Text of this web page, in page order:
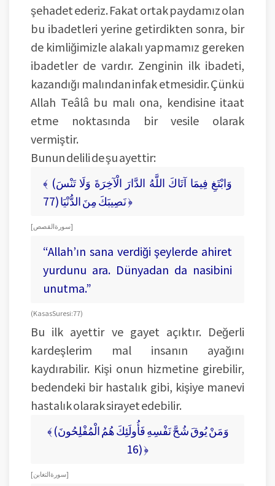
şehadet ederiz. Fakat ortak paydamız olan
bu ibadetleri yerine getirdikten sonra, bir
de kimliğimizle alakalı yapmamız gereken
ibadetler de vardır. Zenginin ilk ibadeti,
kazandığı malından infak etmesidir. Çünkü
Allah Teâlâ bu malı ona, kendisine itaat
etme noktasında bir vesile olarak
vermiştir.
Bunun delili de şu ayettir:
﴾ (وَابْتَغِ فِيمَا آتَاكَ اللَّهُ الدَّارَ الْآخِرَةَ وَلَا تَنْسَ
نَصِيبَكَ مِنَ الدُّنْيَا (77 ﴿
[ سورة القصص]
“Allah’ın sana verdiği şeylerde ahiret
yurdunu ara. Dünyadan da nasibini
unutma.”
(Kasas Suresi: 77)
Bu ilk ayettir ve gayet açıktır. Değerli
kardeşlerim mal insanın ayağını
kaydırabilir. Kişi onun hizmetine girebilir,
bedendeki bir hastalık gibi, kişiye manevi
hastalık olarak sirayet edebilir.
﴾ (وَمَنْ يُوقَ شُحَّ نَفْسِهِ فَأُولَئِكَ هُمُ الْمُفْلِحُونَ
(16 ﴿
[ سورة التغابن]